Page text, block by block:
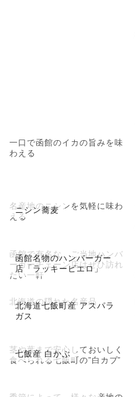
一口で函館のイカの旨みを味
わえる
ニシン蕎麦
名産地のニシンを気軽に味わ
える
函館名物のハンバーガー
店「ラッキーピエロ」
函館で有名な、ご当地ハンバ
ーガーチェーン店はぜひ訪れ
たい一軒
北海道七飯町産 アスパラ
ガス
北海道の隠れた名産品
七飯産 白かぶ
茎や葉まで安心しておいしく
食べられる七飯町の”白カブ”